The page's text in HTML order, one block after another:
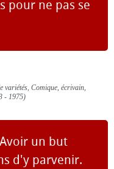
pour ne pas se
variétés, Comique, écrivain,
- 1975)
un but
d'y parvenir.